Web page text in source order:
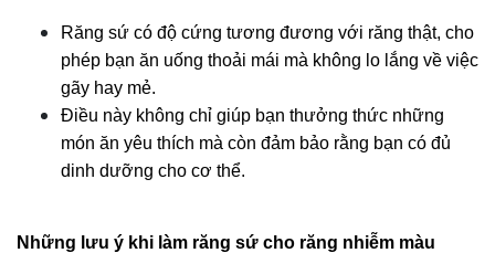
Răng sứ có độ cứng tương đương với răng thật, cho
phép bạn ăn uống thoải mái mà không lo lắng về việc
gãy hay mẻ.
Điều này không chỉ giúp bạn thưởng thức những
món ăn yêu thích mà còn đảm bảo rằng bạn có đủ
dinh dưỡng cho cơ thể.
Những lưu ý khi làm răng sứ cho răng nhiễm màu